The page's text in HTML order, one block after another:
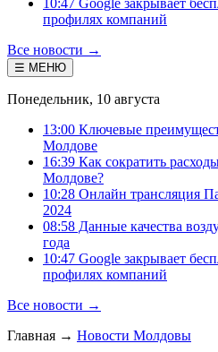
10:47 Google закрывает
профилях компаний
Все новости →
☰ МЕНЮ
Понедельник, 10 августа
13:00 Ключевые
Молдове
16:39 Как сократить
Молдове?
10:28 Онлайн трансляция
2024
08:58 Данные качества
года
10:47 Google закрывает
профилях компаний
Все новости →
Главная → Новости Молдовы